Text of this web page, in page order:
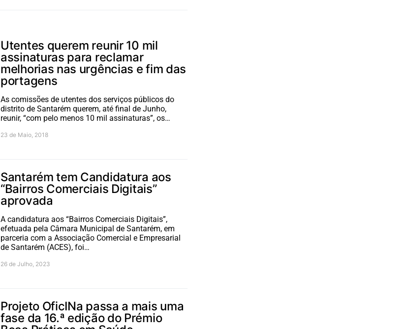
Utentes querem reunir 10 mil
assinaturas para reclamar
melhorias nas urgências e fim das
portagens
As comissões de utentes dos serviços públicos do
distrito de Santarém querem, até final de Junho,
reunir, “com pelo menos 10 mil assinaturas”, os…
23 de Maio, 2018
Santarém tem Candidatura aos
“Bairros Comerciais Digitais”
aprovada
A candidatura aos “Bairros Comerciais Digitais”,
efetuada pela Câmara Municipal de Santarém, em
parceria com a Associação Comercial e Empresarial
de Santarém (ACES), foi…
26 de Julho, 2023
Projeto OficINa passa a mais uma
fase da 16.ª edição do Prémio